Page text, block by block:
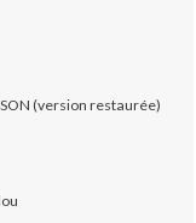
(version restaurée)